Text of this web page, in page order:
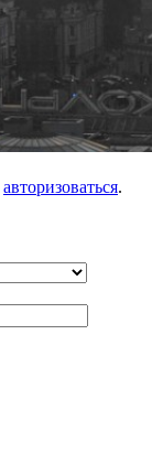
авторизоваться.